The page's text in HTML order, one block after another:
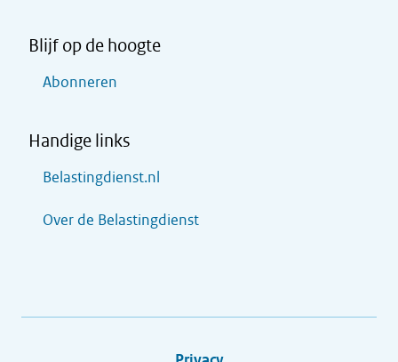
Blijf op de hoogte
Abonneren
Handige links
Belastingdienst.nl
Over de Belastingdienst